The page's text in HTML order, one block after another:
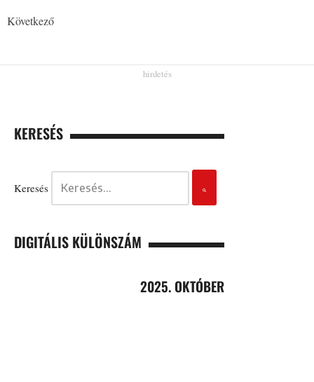
Következő
KERESÉS
Keresés
DIGITÁLIS KÜLÖNSZÁM
2025. OKTÓBER